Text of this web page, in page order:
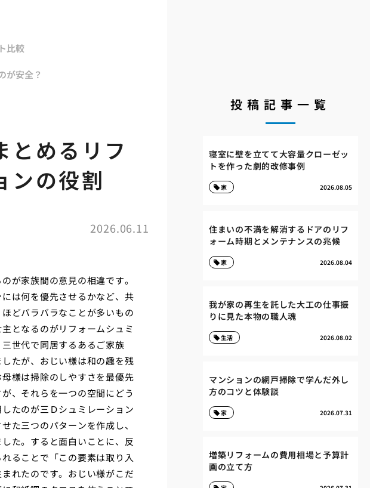
比較
が安全？
とめるリフ
ンの役割
2026.06.11
が家族間の意見の相違です。
は何を優先させるかなど、共
どバラバラなことが多いもの
となるのがリフォームシュミ
世代で同居するあるご家族
たが、おじい様は和の趣を残
様は掃除のしやすさを最優先
、それらを一つの空間にどう
たのが三Ｄシュミレーション
た三つのパターンを作成し、
た。すると面白いことに、反
ることで「この要素は取り入
れたのです。おじい様がこだ
投稿記事一覧
寝室に壁を立てて大容量クローゼッ
トを作った劇的改修事例
2026.08.05
家
住まいの不満を解消するドアのリフ
ォーム時期とメンテナンスの兆候
2026.08.04
家
我が家の再生を託した大工の仕事振
りに見た本物の職人魂
2026.08.02
生活
マンションの網戸掃除で学んだ外し
方のコツと体験談
2026.07.31
家
増築リフォームの費用相場と予算計
画の立て方